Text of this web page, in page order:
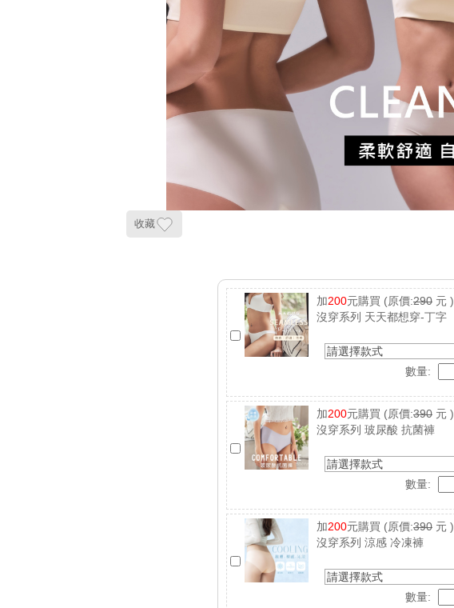
收藏
加200元購買 (原價:290 元 )
沒穿系列 天天都想穿-丁字
請選擇款式
數量:
加200元購買 (原價:390 元 )
沒穿系列 玻尿酸 抗菌褲
請選擇款式
數量:
加200元購買 (原價:390 元 )
沒穿系列 涼感 冷凍褲
請選擇款式
數量: